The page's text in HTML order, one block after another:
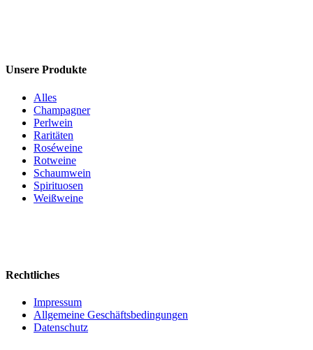
Unsere Produkte
Alles
Champagner
Perlwein
Raritäten
Roséweine
Rotweine
Schaumwein
Spirituosen
Weißweine
Rechtliches
Impressum
Allgemeine Geschäftsbedingungen
Datenschutz